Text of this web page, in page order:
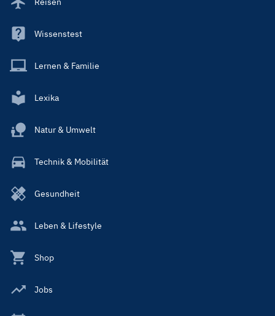
Wissenstest
Lernen & Familie
Lexika
Natur & Umwelt
Technik & Mobilität
Gesundheit
Leben & Lifestyle
Shop
Jobs